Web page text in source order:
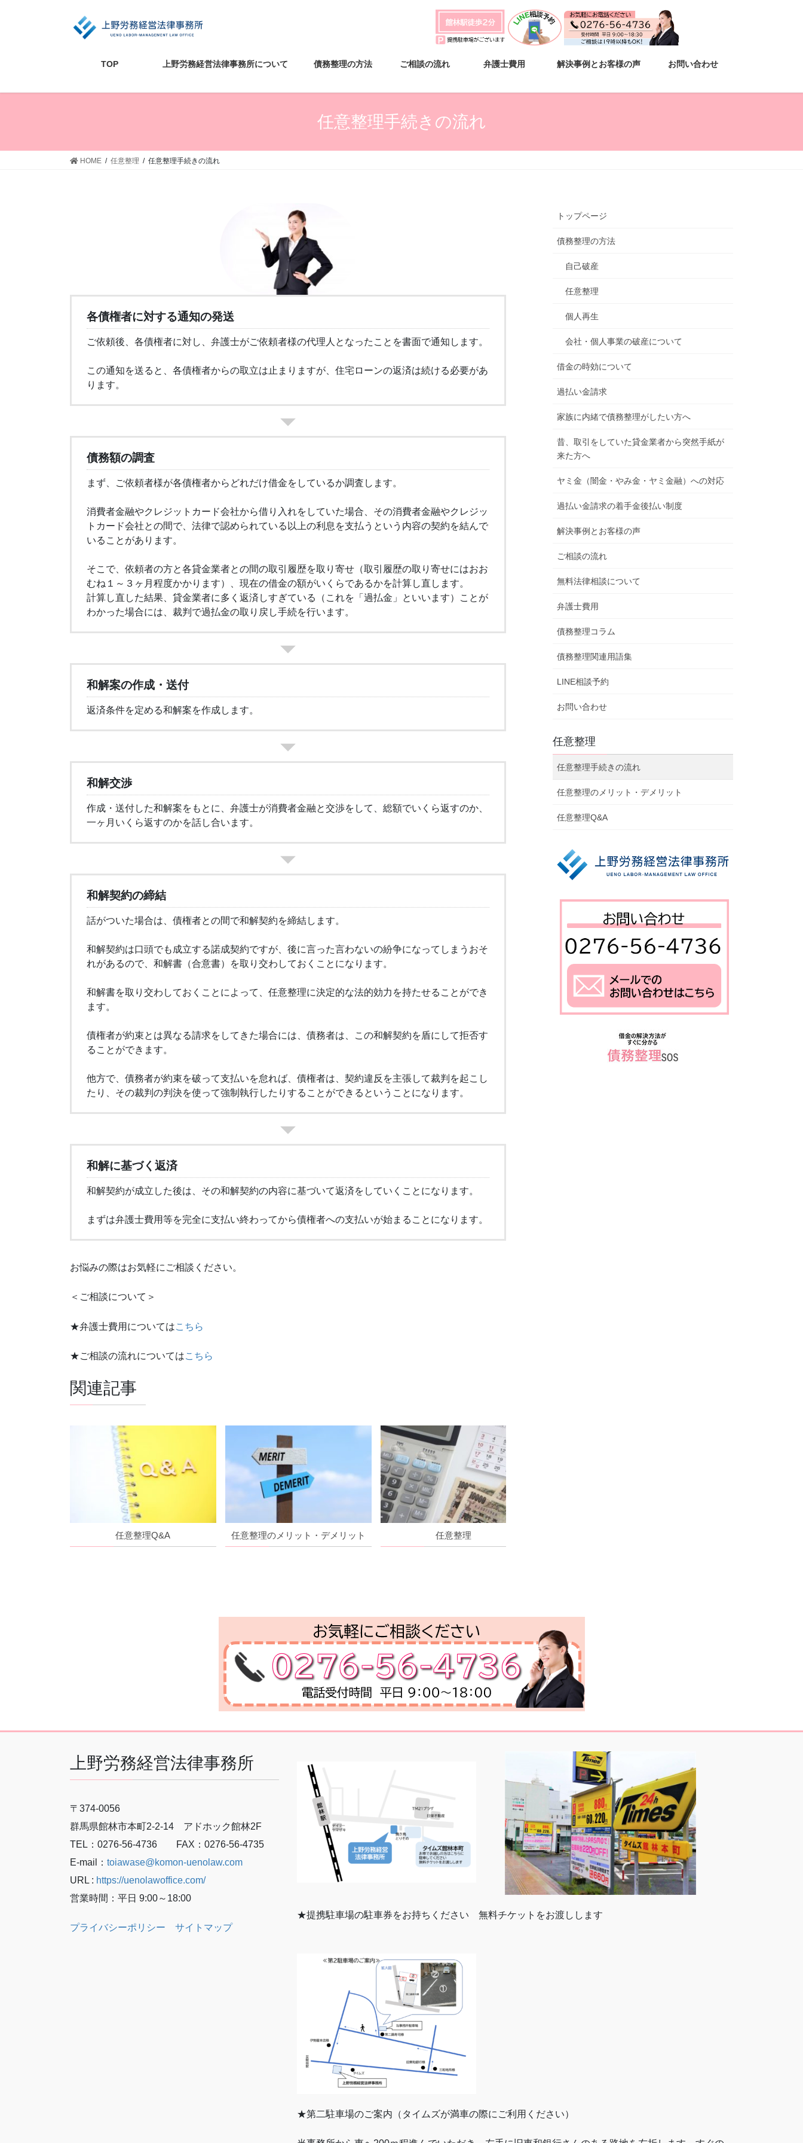
移
ン
TOP 上野労務経営法律事務所について 債務整理の方法 ご相談の流れ 弁護士費用 解決事例とお客様の声 お問い合わせ
任意整理手続きの流れ
HOME 任意整理 任意整理手続きの流れ
各債権者に対する通知の発送
ご依頼後、各債権者に対し、弁護士がご依頼者様の代理人となったことを書面で通知します。
この通知を送ると、各債権者からの取立は止まりますが、住宅ローンの返済は続ける必要があ
ります。
債務額の調査
まず、ご依頼者様が各債権者からどれだけ借金をしているか調査します。
消費者金融やクレジットカード会社から借り入れをしていた場合、その消費者金融やクレジッ
トカード会社との間で、法律で認められている以上の利息を支払うという内容の契約を結んで
いることがあります。
そこで、依頼者の方と各貸金業者との間の取引履歴を取り寄せ（取引履歴の取り寄せにはおお
むね１～３ヶ月程度かかります）、現在の借金の額がいくらであるかを計算し直します。
計算し直した結果、貸金業者に多く返済しすぎている（これを「過払金」といいます）ことが
わかった場合には、裁判で過払金の取り戻し手続を行います。
和解案の作成・送付
返済条件を定める和解案を作成します。
和解交渉
作成・送付した和解案をもとに、弁護士が消費者金融と交渉をして、総額でいくら返すのか、
一ヶ月いくら返すのかを話し合います。
和解契約の締結
話がついた場合は、債権者との間で和解契約を締結します。
和解契約は口頭でも成立する諾成契約ですが、後に言った言わないの紛争になってしまうおそ
れがあるので、和解書（合意書）を取り交わしておくことになります。
和解書を取り交わしておくことによって、任意整理に決定的な法的効力を持たせることができ
ます。
債権者が約束とは異なる請求をしてきた場合には、債務者は、この和解契約を盾にして拒否す
ることができます。
他方で、債務者が約束を破って支払いを怠れば、債権者は、契約違反を主張して裁判を起こし
たり、その裁判の判決を使って強制執行したりすることができるということになります。
和解に基づく返済
和解契約が成立した後は、その和解契約の内容に基づいて返済をしていくことになります。
まずは弁護士費用等を完全に支払い終わってから債権者への支払いが始まることになります。
お悩みの際はお気軽にご相談ください。
＜ご相談について＞
★弁護士費用についてはこちら
★ご相談の流れについてはこちら
関連記事
任意整理Q&A 任意整理のメリット・デメリット 任意整理
トップページ
債務整理の方法
自己破産
任意整理
個人再生
会社・個人事業の破産について
借金の時効について
過払い金請求
家族に内緒で債務整理がしたい方へ
昔、取引をしていた貸金業者から突然手紙が
来た方へ
ヤミ金（闇金・やみ金・ヤミ金融）への対応
過払い金請求の着手金後払い制度
解決事例とお客様の声
ご相談の流れ
無料法律相談について
弁護士費用
債務整理コラム
債務整理関連用語集
LINE相談予約
お問い合わせ
任意整理
任意整理手続きの流れ
任意整理のメリット・デメリット
任意整理Q&A
上野労務経営法律事務所
〒374-0056
群馬県館林市本町2-2-14 アドホック館林2F
TEL：0276-56-4736 FAX：0276-56-4735
E-mail： toiawase@komon-uenolaw.com
URL : https://uenolawoffice.com/
営業時間：平日 9:00～18:00
プライバシーポリシー サイトマップ
★提携駐車場の駐車券をお持ちください 無料チケットをお渡しします
★第二駐車場のご案内（タイムズが満車の際にご利用ください）